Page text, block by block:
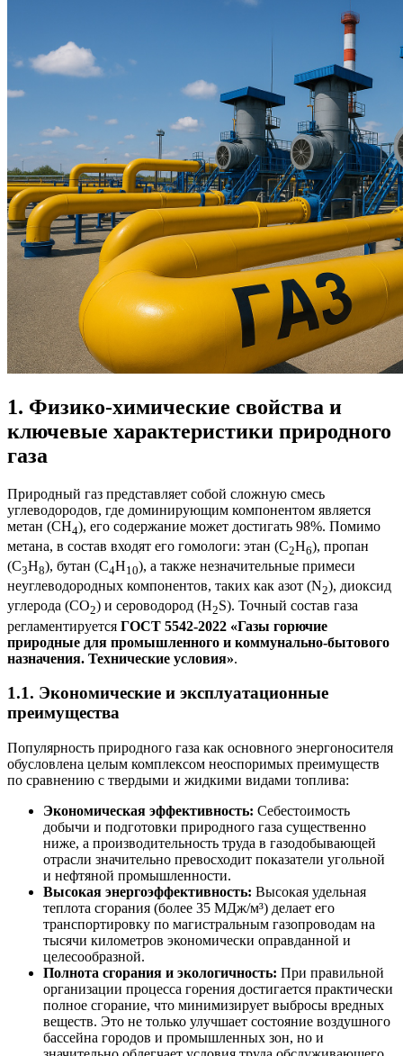
1. Физико-химические свойства и
ключевые характеристики природного
газа
Природный газ представляет собой сложную смесь
углеводородов, где доминирующим компонентом является
метан (CH4), его содержание может достигать 98%. Помимо
метана, в состав входят его гомологи: этан (C2H6), пропан
(C3H8), бутан (C4H10), а также незначительные примеси
неуглеводородных компонентов, таких как азот (N2), диоксид
углерода (CO2) и сероводород (H2S). Точный состав газа
регламентируется ГОСТ 5542-2022 «Газы горючие
природные для промышленного и коммунально-бытового
назначения. Технические условия».
1.1. Экономические и эксплуатационные
преимущества
Популярность природного газа как основного энергоносителя
обусловлена целым комплексом неоспоримых преимуществ
по сравнению с твердыми и жидкими видами топлива:
Экономическая эффективность: Себестоимость
добычи и подготовки природного газа существенно
ниже, а производительность труда в газодобывающей
отрасли значительно превосходит показатели угольной
и нефтяной промышленности.
Высокая энергоэффективность: Высокая удельная
теплота сгорания (более 35 МДж/м³) делает его
транспортировку по магистральным газопроводам на
тысячи километров экономически оправданной и
целесообразной.
Полнота сгорания и экологичность: При правильной
организации процесса горения достигается практически
полное сгорание, что минимизирует выбросы вредных
веществ. Это не только улучшает состояние воздушного
бассейна городов и промышленных зон, но и